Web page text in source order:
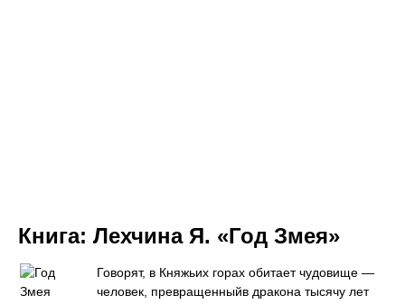
Книга: Лехчина Я. «Год Змея»
Говорят, в Княжьих горах обитает чудовище —
человек, превращенныйв дракона тысячу лет